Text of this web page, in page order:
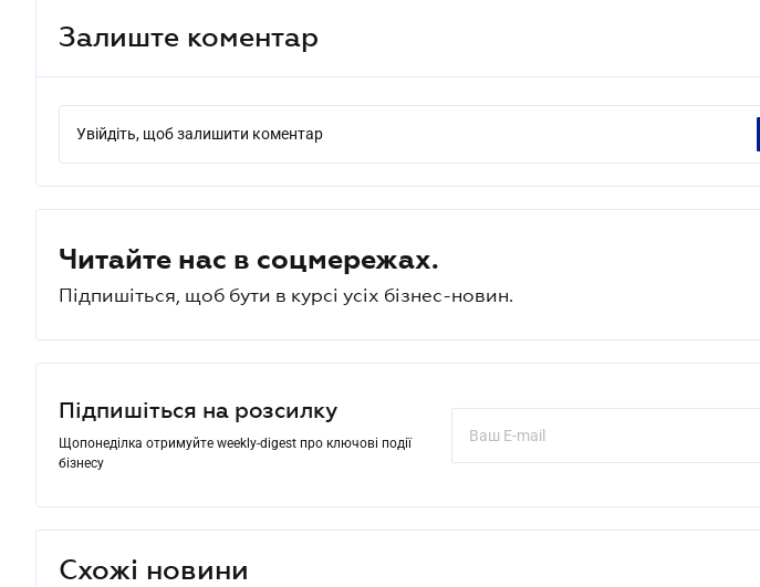
Залиште коментар
Увійдіть, щоб залишити коментар
Читайте нас в соцмережах.
Підпишіться, щоб бути в курсі усіх бізнес-новин.
Підпишіться на розсилку
Щопонеділка отримуйте weekly-digest про ключові події
бізнесу
Схожі новини